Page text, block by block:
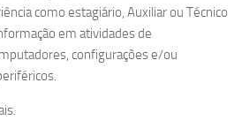
como estagiário, Auxiliar ou Técnico
em atividades de
configurações e/ou